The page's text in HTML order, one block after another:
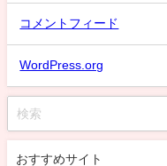
コメントフィード
WordPress.org
おすすめサイト